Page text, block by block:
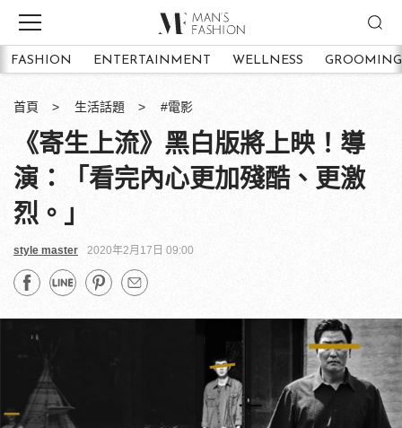
FASHION ENTERTAINMENT WELLNESS GROOMING
首頁 生活話題 #電影
《寄生上流》黑白版將上映！導
演：「看完內心更加殘酷、更激
烈。」
style master 2020年2月17日 09:00